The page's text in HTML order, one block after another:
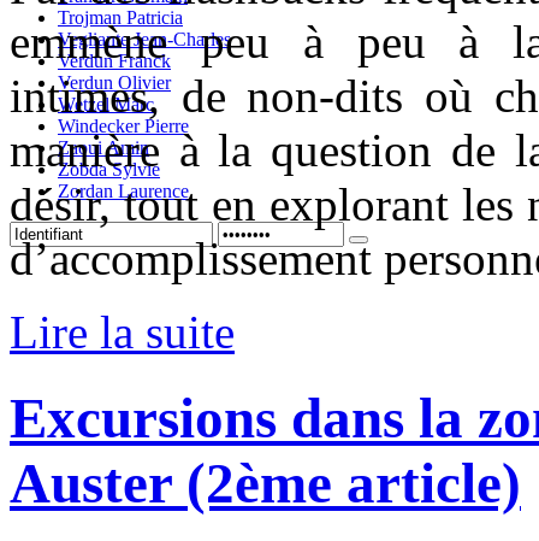
Trojman Patricia
Vegliante Jean-Charles
Verdun Franck
Verdun Olivier
Wetzel Marc
Windecker Pierre
Zaoui Amin
Zobda Sylvie
Zordan Laurence
emmène peu à peu à la
intimes, de non-dits où
manière à la question de
désir, tout en explorant les
d’accomplissement
Lire la suite
Excursions dans la
Auster (2ème article)